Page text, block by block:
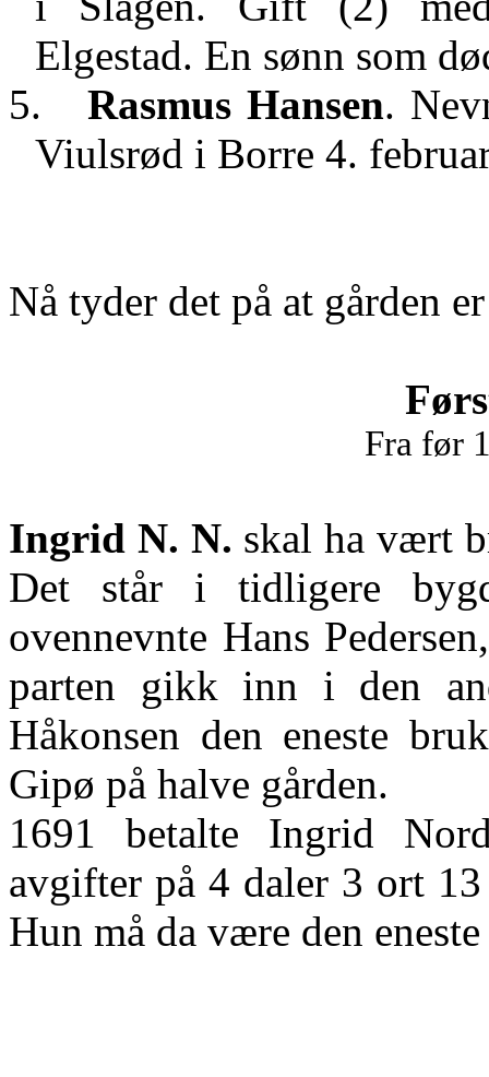
Elgestad. En sønn som
5.
Rasmus Hansen.
Viulsrød i Borre 4.
Nå tyder det på at gården
Fra før
Ingrid N. N. skal ha vært
Det står i tidligere
ovennevnte Hans
parten gikk inn i den
Håkonsen den eneste
Gipø på halve gården.
1691 betalte Ingrid
avgifter på 4 daler 3 ort
Hun må da være den